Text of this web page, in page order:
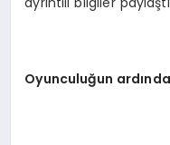
Oyunculuğun